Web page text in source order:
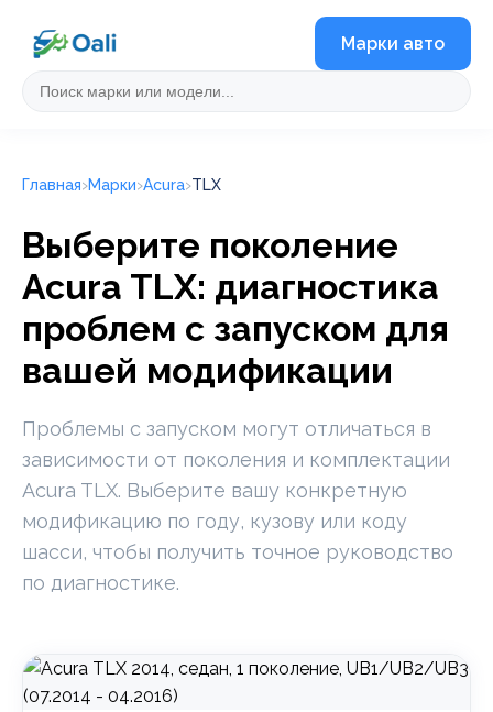
Марки авто
Главная Марки Acura TLX
Выберите поколение
Acura TLX: диагностика
проблем с запуском для
вашей модификации
Проблемы с запуском могут отличаться в
зависимости от поколения и комплектации
Acura TLX. Выберите вашу конкретную
модификацию по году, кузову или коду
шасси, чтобы получить точное руководство
по диагностике.